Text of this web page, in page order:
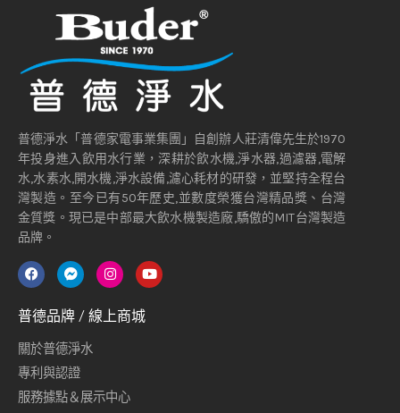
普德淨水「普德家電事業集團」自創辦人莊清偉先生於1970
年投身進入飲用水行業，深耕於飲水機,淨水器,過濾器,電解
水,水素水,開水機,淨水設備,濾心耗材的研發，並堅持全程台
灣製造。至今已有50年歷史,並數度榮獲台灣精品獎、台灣
金質獎。現已是中部最大飲水機製造廠,驕傲的MIT台灣製造
品牌。
普德品牌 / 線上商城
關於普德淨水
專利與認證
服務據點＆展示中心